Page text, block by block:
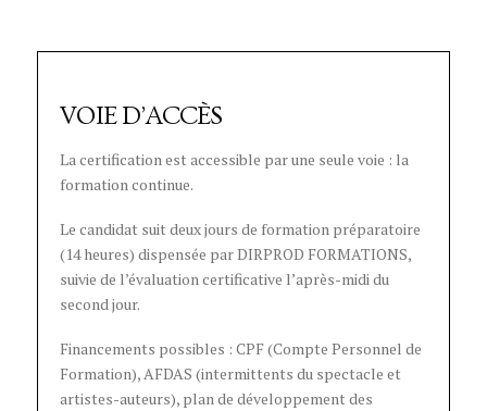
VOIE D’ACCÈS
La certification est accessible par une seule voie : la
formation continue.
Le candidat suit deux jours de formation préparatoire
(14 heures) dispensée par DIRPROD FORMATIONS,
suivie de l’évaluation certificative l’après-midi du
second jour.
Financements possibles : CPF (Compte Personnel de
Formation), AFDAS (intermittents du spectacle et
artistes-auteurs), plan de développement des